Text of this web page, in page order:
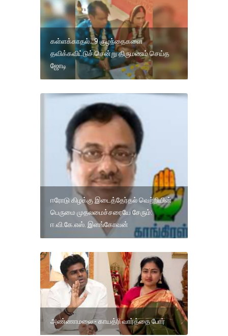
கள்ளக்காதல்.. 9 குழந்தைகளை
தவிக்கவிட்டுச் சென்று திருமணம் செய்த
ஜோடி
ஈரோடு கிழக்கு இடைத்தேர்தல் வெற்றியின்
பெருமை முதலமைச்சரையே சேரும்:
ஈ.வி.கே.எஸ். இளங்கோவன்
அண்ணாமலை - காயத்ரி வார்த்தை போர்